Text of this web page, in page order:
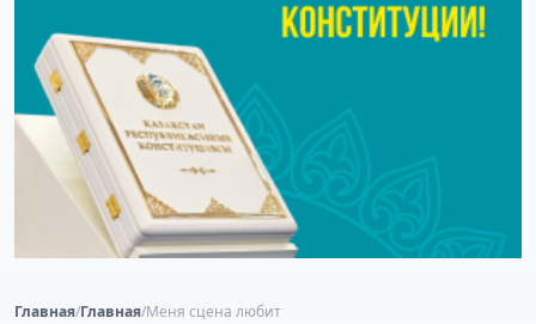
Главная/Главная/Меня сцена любит